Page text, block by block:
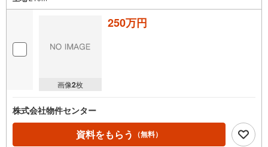
画像2枚
250万円
株式会社物件センター
資料をもらう （無料）